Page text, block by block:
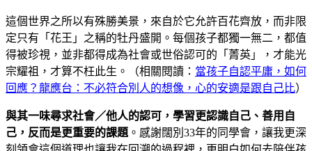
這個世界之所以有殊勝美景，來自於它允許百花齊放，而非限
定只有「花王」之稱的牡丹盛開。每個孩子都獨一無二，都值
得被珍視，並非都得成為社會或世俗認可的「菁英」，才能光
宗耀祖，才算不枉此生。（相關閱讀： 當孩子自認平庸，如何
回應？龍應台：不必符合別人的想像，心的安適是跟自己比）
與其一味尋求社會／他人的認可，學習更認識自己、善用自
己，反而是更重要的課題 。感謝闊別33年的同學會，讓我更深